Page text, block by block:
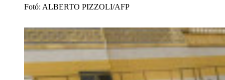
Fotó: ALBERTO PIZZOLI/AFP